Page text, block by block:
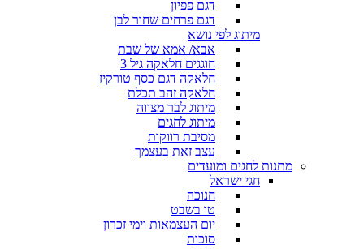
דגם פפיון
דגם פרחים שחור לבן
מיתוג לפי נושא
אבא/ אמא של שבת
חוגגים חלאקה גיל 3
חלאקה דגם כסף טורקיז
חלאקה זהב תכלת
מיתוג לבר מצווה
מיתוג לחגים
מסיבת רווקות
עצב זאת בעצמך
מתנות לחגים ומועדים
חגי ישראל
חנוכה
טו בשבט
יום העצמאות וימי זכרון
סוכות